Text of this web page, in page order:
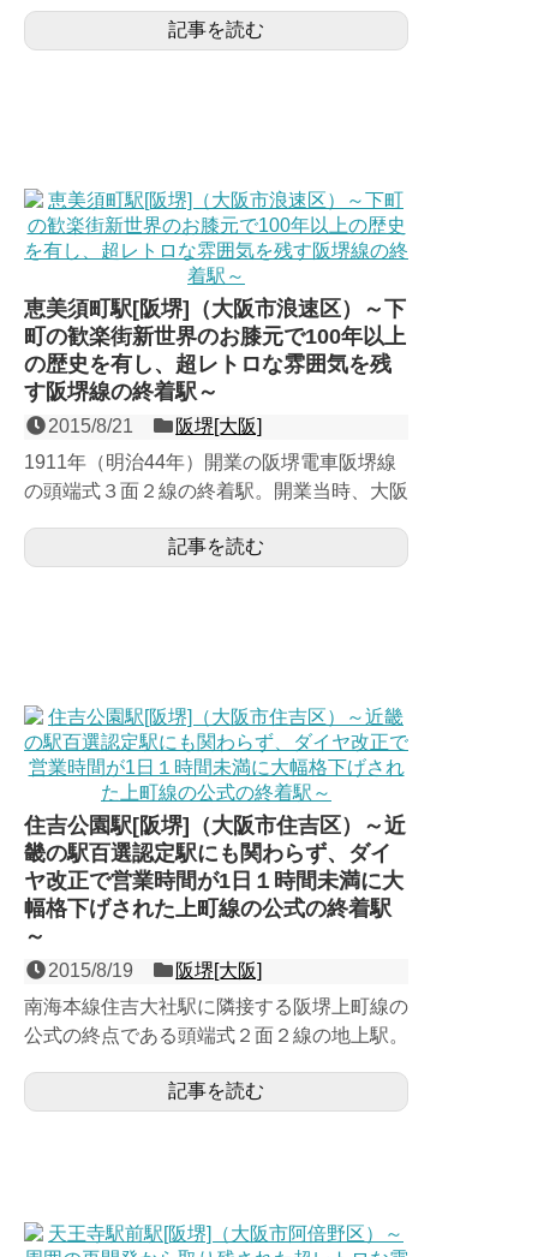
駅・南海なんば駅に次ぐ...
記事を読む
恵美須町駅[阪堺]（大阪市浪速区）～下
町の歓楽街新世界のお膝元で100年以上
の歴史を有し、超レトロな雰囲気を残
す阪堺線の終着駅～
2015/8/21
阪堺[大阪]
1911年（明治44年）開業の阪堺電車阪堺線
の頭端式３面２線の終着駅。開業当時、大阪
を見越して内国勧...記事を読む
住吉公園駅[阪堺]（大阪市住吉区）～近
畿の駅百選認定駅にも関わらず、ダイ
ヤ改正で営業時間が1日１時間未満に大
幅格下げされた上町線の公式の終着駅
～
2015/8/19
阪堺[大阪]
南海本線住吉大社駅に隣接する阪堺上町線の
公式の終点である頭端式２面２線の地上駅。
建設された年季...記事を読む